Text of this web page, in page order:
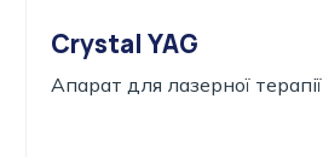
Crystal YAG
Апарат для лазерної терапії